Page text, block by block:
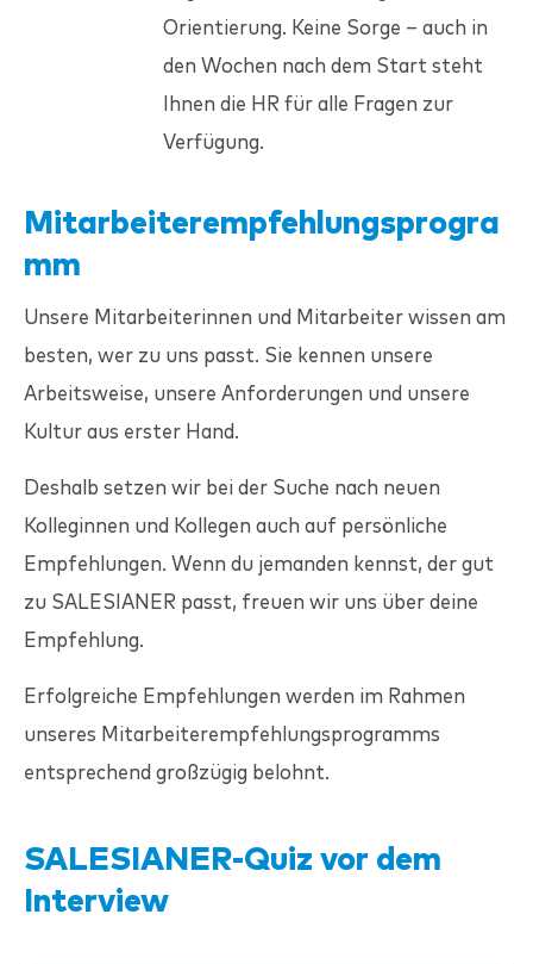
Orientierung. Keine Sorge – auch in
den Wochen nach dem Start steht
Ihnen die HR für alle Fragen zur
Verfügung.
Mitarbeiterempfehlungsprogra
mm
Unsere Mitarbeiterinnen und Mitarbeiter wissen am
besten, wer zu uns passt. Sie kennen unsere
Arbeitsweise, unsere Anforderungen und unsere
Kultur aus erster Hand.
Deshalb setzen wir bei der Suche nach neuen
Kolleginnen und Kollegen auch auf persönliche
Empfehlungen. Wenn du jemanden kennst, der gut
zu SALESIANER passt, freuen wir uns über deine
Empfehlung.
Erfolgreiche Empfehlungen werden im Rahmen
unseres Mitarbeiterempfehlungsprogramms
entsprechend großzügig belohnt.
SALESIANER-Quiz vor dem
Interview